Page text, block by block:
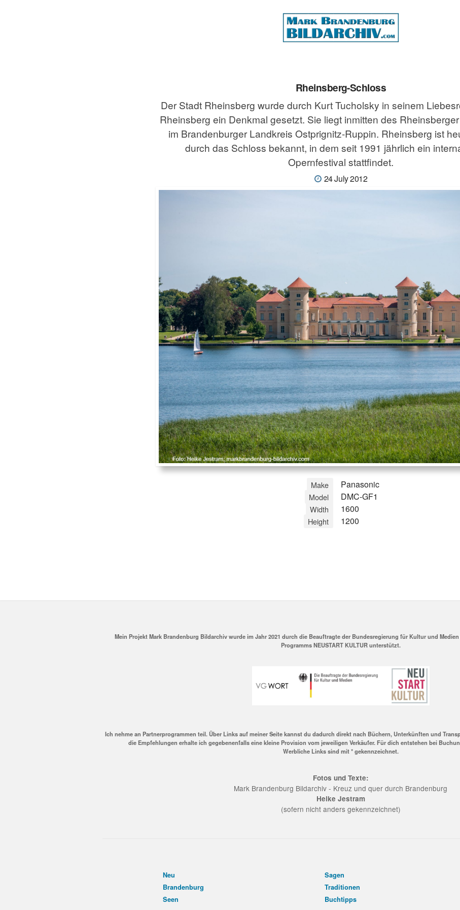
Rheinsberg-Schloss
Der Stadt Rheinsberg wurde durch Kurt Tucholsky in seinem
Rheinsberg ein Denkmal gesetzt. Sie liegt inmitten des
im Brandenburger Landkreis Ostprignitz-Ruppin. Rheinsberg ist
durch das Schloss bekannt, in dem seit 1991 jährlich ein
Opernfestival stattfindet.
24 July 2012
Make Panasonic
Model DMC-GF1
Width 1600
Height 1200
Mein Projekt Mark Brandenburg Bildarchiv wurde im Jahr 2021 durch die Beauftragte der Bundesregierung für Kultur und
Programms NEUSTART KULTUR unterstützt.
Ich nehme an Partnerprogrammen teil. Über Links auf meiner Seite kannst du dadurch direkt nach Büchern, Unterkünften und
die Empfehlungen erhalte ich gegebenenfalls eine kleine Provision vom jeweiligen Verkäufer. Für dich entstehen bei
Werbliche Links sind mit * gekennzeichnet.
Fotos und Texte:
Mark Brandenburg Bildarchiv - Kreuz und quer durch Brandenburg
Heike Jestram
(sofern nicht anders gekennzeichnet)
Neu
Brandenburg
Seen
Sagen
Traditionen
Buchtipps